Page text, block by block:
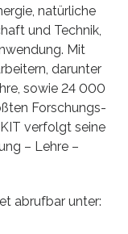
natürliche
und Technik,
Mit
darunter
sowie 24 000
Forschungs-
verfolgt seine
– Lehre –
abrufbar unter: